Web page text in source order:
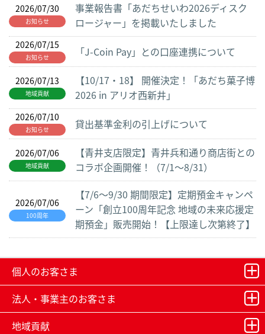
2026/07/30
お知らせ
事業報告書「あだちせいわ2026ディスク
ロージャー」を掲載いたしました
2026/07/15
お知らせ 「J-Coin Pay」との口座連携について
2026/07/13
地域貢献
【10/17・18】 開催決定！「あだち菓子博
2026 in アリオ西新井」
2026/07/10
お知らせ 貸出基準金利の引上げについて
2026/07/06
地域貢献
【青井支店限定】青井兵和通り商店街との
コラボ企画開催！（7/1～8/31）
2026/07/06
100周年
【7/6～9/30 期間限定】定期預金キャンペ
ーン「創立100周年記念 地域の未来応援定
期預金」販売開始！【上限達し次第終了】
個人のお客さま
法人・事業主のお客さま
地域貢献